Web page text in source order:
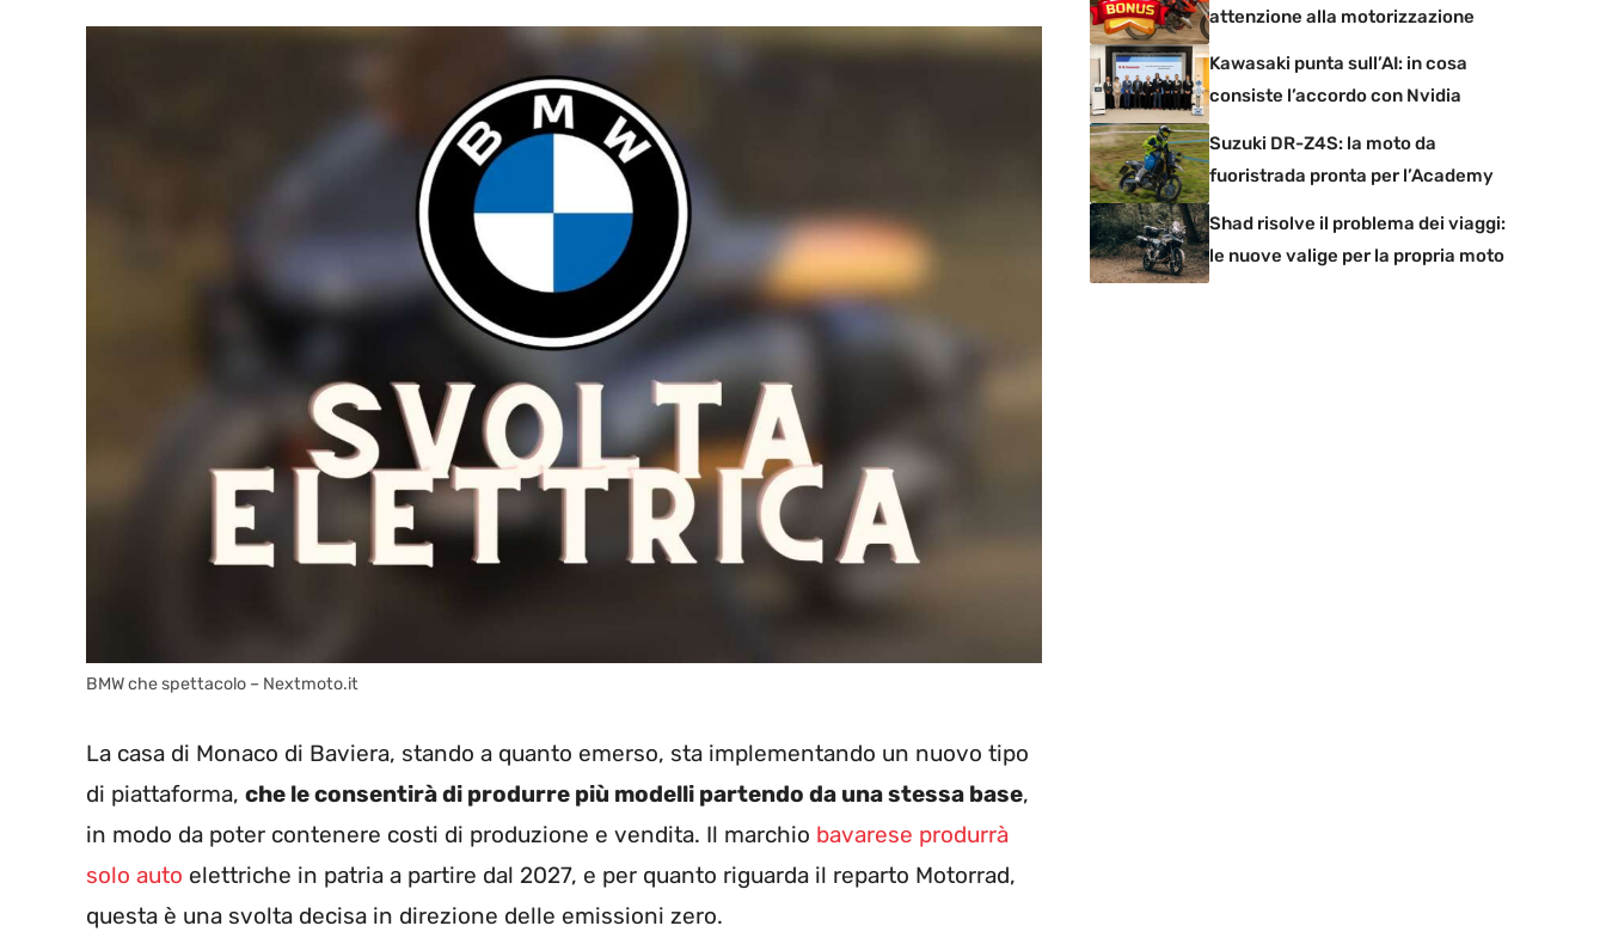
BMW che spettacolo – Nextmoto.it
La casa di Monaco di Baviera, stando a quanto emerso, sta implementando un nuovo tipo
di piattaforma, che le consentirà di produrre più modelli partendo da una stessa base,
in modo da poter contenere costi di produzione e vendita. Il marchio bavarese produrrà
solo auto elettriche in patria a partire dal 2027, e per quanto riguarda il reparto Motorrad,
questa è una svolta decisa in direzione delle emissioni zero.
attenzione alla motorizzazione
Kawasaki punta sull’AI: in cosa
consiste l’accordo con Nvidia
Suzuki DR-Z4S: la moto da
fuoristrada pronta per l’Academy
Shad risolve il problema dei viaggi:
le nuove valige per la propria moto